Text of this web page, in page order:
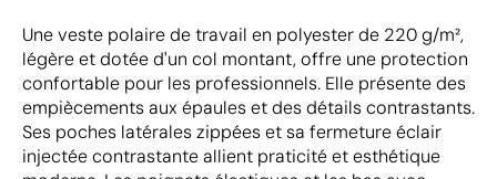
Une veste polaire de travail en polyester de 220 g/m²,
légère et dotée d'un col montant, offre une protection
confortable pour les professionnels. Elle présente des
empiècements aux épaules et des détails contrastants.
Ses poches latérales zippées et sa fermeture éclair
injectée contrastante allient praticité et esthétique